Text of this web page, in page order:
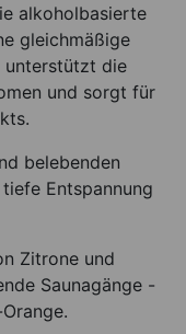
alkoholbasierte
gleichmäßige
unterstützt die
und sorgt für
belebenden
Entspannung
Zitrone und
Saunagänge -